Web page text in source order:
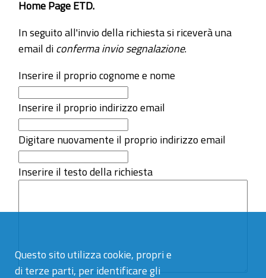
Questo sito utilizza cookie, propri e
di terze parti, per identificare gli
Home Page ETD.
In seguito all'invio della richiesta si riceverà una
email diconferma invio segnalazione.
Inserire il proprio cognome e nome
Inserire il proprio indirizzo email
Digitare nuovamente il proprio indirizzo email
Inserire il testo della richiesta